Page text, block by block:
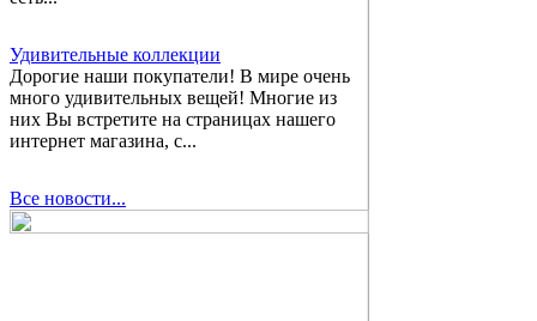
Удивительные коллекции
Дорогие наши покупатели! В мире очень
много удивительных вещей! Многие из
них Вы встретите на страницах нашего
интернет магазина, с...
Все новости...